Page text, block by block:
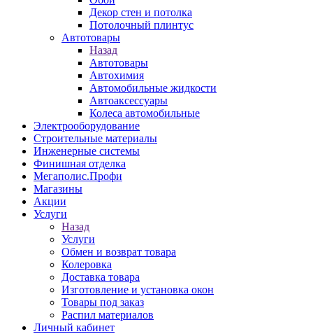
Декор стен и потолка
Потолочный плинтус
Автотовары
Назад
Автотовары
Автохимия
Автомобильные жидкости
Автоаксессуары
Колеса автомобильные
Электрооборудование
Строительные материалы
Инженерные системы
Финишная отделка
Мегаполис.Профи
Магазины
Акции
Услуги
Назад
Услуги
Обмен и возврат товара
Колеровка
Доставка товара
Изготовление и установка окон
Товары под заказ
Распил материалов
Личный кабинет